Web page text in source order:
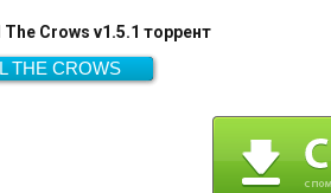
Crows v1.5.1 торрент
THE CROWS
179.1 Мб
Скачать